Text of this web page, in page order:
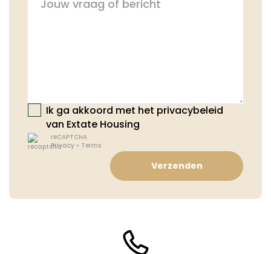
Ik ga akkoord met het privacybeleid
van Extate Housing
reCAPTCHA
Privacy• Terms
Verzenden